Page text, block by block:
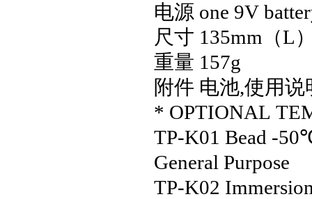
电源 one 9V
尺寸 135mm（L
重量 157g
附件 电池,使用
* OPTIONAL
TP-K01 Bead -50
General Purpose
TP-K02 Im